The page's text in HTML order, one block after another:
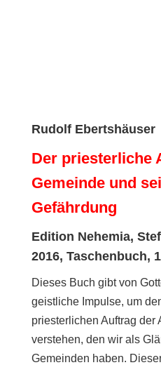
Rudolf Ebertshäuser
Der priesterliche
Gemeinde und
Gefährdung
Edition Nehemia,
2016, Taschenbuch,
Dieses Buch gibt von
geistliche Impulse, um
priesterlichen Auftrag der
verstehen, den wir als
Gemeinden haben.